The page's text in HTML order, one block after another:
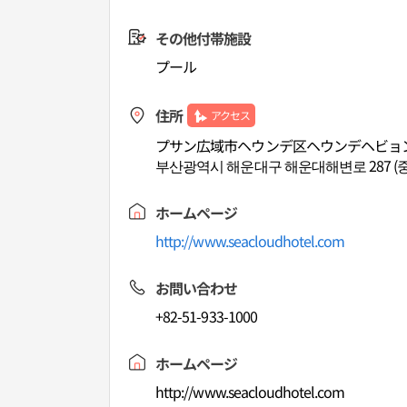
その他付帯施設
プール
住所 アクセス
プサン広域市ヘウンデ区ヘウンデヘビョ
부산광역시 해운대구 해운대해변로 287 (
ホームページ
http://www.seacloudhotel.com
お問い合わせ
+82-51-933-1000
ホームページ
http://www.seacloudhotel.com